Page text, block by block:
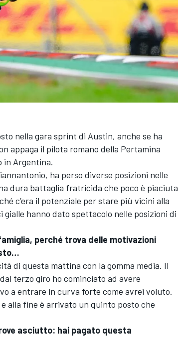
nella gara sprint di Austin, anche se ha
appaga il pilota romano della Pertamina
in Argentina.
ha perso diverse posizioni nelle
dura battaglia fratricida che poco è piaciuta
c’era il potenziale per stare più vicini alla
gialle hanno dato spettacolo nelle posizioni di
perché trova delle motivazioni
di questa mattina con la gomma media. Il
terzo giro ho cominciato ad avere
a entrare in curva forte come avrei voluto.
alla fine è arrivato un quinto posto che
asciutto: hai pagato questa